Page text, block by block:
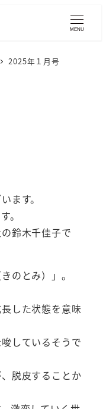
MENU
2025年１月号
ます。
。
鈴木千佳子で
のとみ）」。
した状態を意味
しているそうで
脱皮することか